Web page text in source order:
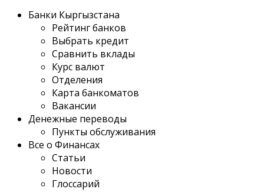
Банки Кыргызстана
Рейтинг банков
Выбрать кредит
Сравнить вклады
Курс валют
Отделения
Карта банкоматов
Вакансии
Денежные переводы
Пункты обслуживания
Все о Финансах
Статьи
Новости
Глоссарий